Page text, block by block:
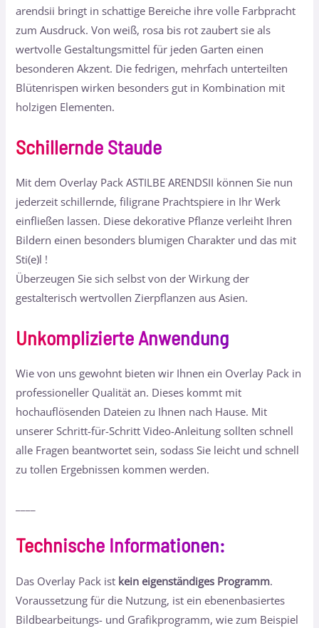
arendsii bringt in schattige Bereiche ihre volle Farbpracht
zum Ausdruck. Von weiß, rosa bis rot zaubert sie als
wertvolle Gestaltungsmittel für jeden Garten einen
besonderen Akzent. Die fedrigen, mehrfach unterteilten
Blütenrispen wirken besonders gut in Kombination mit
holzigen Elementen.
Schillernde Staude
Mit dem Overlay Pack ASTILBE ARENDSII können Sie nun
jederzeit schillernde, filigrane Prachtspiere in Ihr Werk
einfließen lassen. Diese dekorative Pflanze verleiht Ihren
Bildern einen besonders blumigen Charakter und das mit
Sti(e)l !
Überzeugen Sie sich selbst von der Wirkung der
gestalterisch wertvollen Zierpflanzen aus Asien.
Unkomplizierte Anwendung
Wie von uns gewohnt bieten wir Ihnen ein Overlay Pack in
professioneller Qualität an. Dieses kommt mit
hochauflösenden Dateien zu Ihnen nach Hause. Mit
unserer Schritt-für-Schritt Video-Anleitung sollten schnell
alle Fragen beantwortet sein, sodass Sie leicht und schnell
zu tollen Ergebnissen kommen werden.
Technische Informationen:
Das Overlay Pack ist kein eigenständiges Programm.
Voraussetzung für die Nutzung, ist ein ebenenbasiertes
Bildbearbeitungs- und Grafikprogramm, wie zum Beispiel